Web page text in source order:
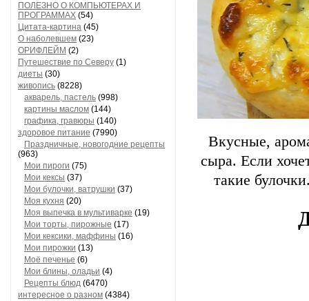
ПОЛЕЗНО О КОМПЬЮТЕРАХ И
ПРОГРАММАХ (54)
Цитата-картина (45)
О наболевшем (23)
ОРИФЛЕЙМ (2)
Путешествие по Северу (1)
диеты (30)
живопись (8228)
акварель, пастель (998)
картины маслом (144)
графика, гравюры (140)
здоровое питание (7990)
Праздничные, новогодние рецепты
(963)
Мои пироги (75)
Мои кексы (37)
Мои булочки, ватрушки (37)
Моя кухня (20)
Моя выпечка в мультиварке (19)
Мои торты, пирожные (17)
Мои кексики, маффины (16)
Мои пирожки (13)
Моё печенье (6)
Мои блины, оладьи (4)
Рецепты блюд (6470)
интересное о разном (4384)
Вкусные,
сыра. Если
такие